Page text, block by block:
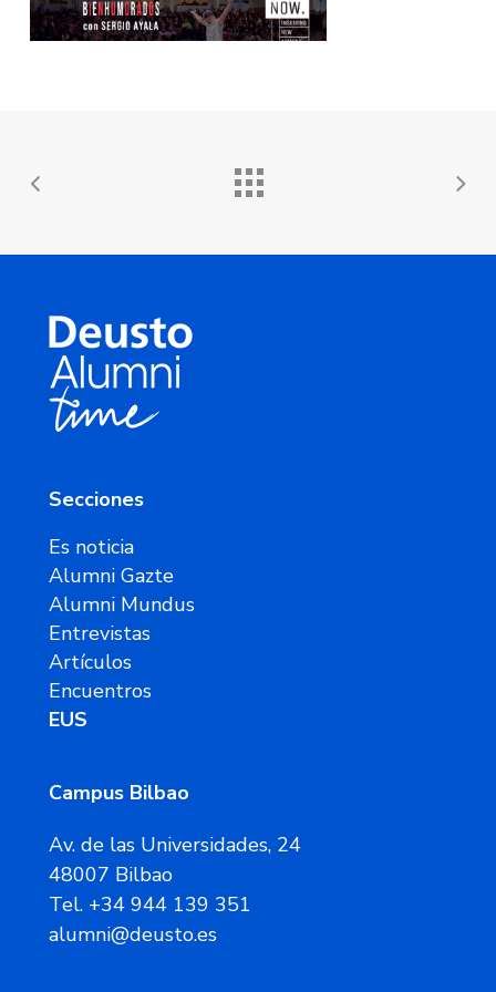
Secciones
Es noticia
Alumni Gazte
Alumni Mundus
Entrevistas
Artículos
Encuentros
EUS
Campus Bilbao
Av. de las Universidades, 24
48007 Bilbao
Tel. +34 944 139 351
alumni@deusto.es